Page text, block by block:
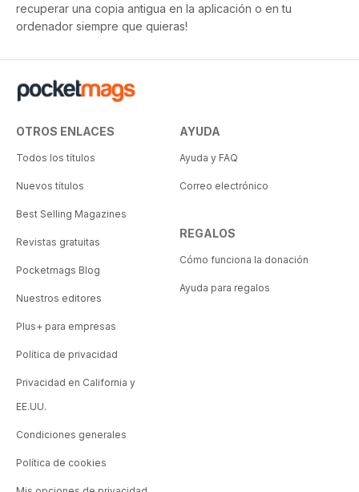
recuperar una copia antigua en la aplicación o en tu
ordenador siempre que quieras!
OTROS ENLACES
Todos los títulos
Nuevos títulos
Best Selling Magazines
Revistas gratuitas
Pocketmags Blog
Nuestros editores
Plus+ para empresas
Política de privacidad
Privacidad en California y
EE.UU.
Condiciones generales
Política de cookies
AYUDA
Ayuda y FAQ
Correo electrónico
REGALOS
Cómo funciona la donación
Ayuda para regalos